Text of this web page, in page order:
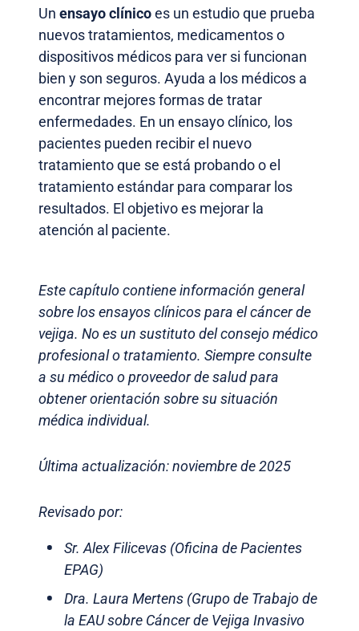
Un ensayo clínicoes un estudio que prueba
nuevos tratamientos, medicamentos o
dispositivos médicos para ver si funcionan
bien y son seguros. Ayuda a los médicos a
encontrar mejores formas de tratar
enfermedades. En un ensayo clínico, los
pacientes pueden recibir el nuevo
tratamiento que se está probando o el
tratamiento estándar para comparar los
resultados. El objetivo es mejorar la
atención al paciente.
Este capítulo contiene información general
sobre los ensayos clínicos para el cáncer de
vejiga. No es un sustituto del consejo médico
profesional o tratamiento. Siempre consulte
a su médico o proveedor de salud para
obtener orientación sobre su situación
médica individual.
Última actualización: noviembre de 2025
Revisado por:
Sr. Alex Filicevas (Oficina de Pacientes
EPAG)
Dra. Laura Mertens (Grupo de Trabajo de
la EAU sobre Cáncer de Vejiga Invasivo